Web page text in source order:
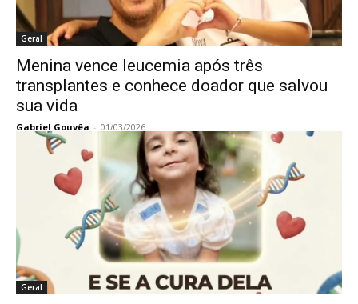
Geral
Menina vence leucemia após três
transplantes e conhece doador que salvou
sua vida
Gabriel Gouvêa - 01/03/2026
Geral